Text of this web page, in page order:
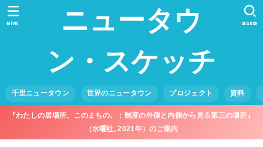
ニュータウ
ン・スケッチ
千里ニュータウン 世界のニュータウン プロジェクト 資料
SEARCH
MENU
『わたしの居場所、このまちの。：制度の外側と内側から見る第三の場所』
（水曜社, 2021年）のご案内